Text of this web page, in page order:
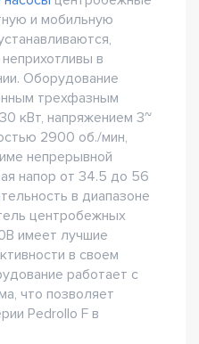
и мобильную
в
Оборудование
трехфазным
кВт, напряжением 3~
2900 об./мин,
непрерывной
напор от 34.5 до 56
в диапазоне
центробежных
имеет лучшие
в своем
работает с
что позволяет
Pedrollo F в